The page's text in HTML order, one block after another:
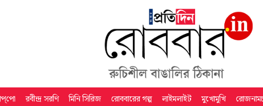
রবীন্দ্র সরণি মিনি সিরিজ রোববারের গল্প লাইমলাইট মুখোমুখি